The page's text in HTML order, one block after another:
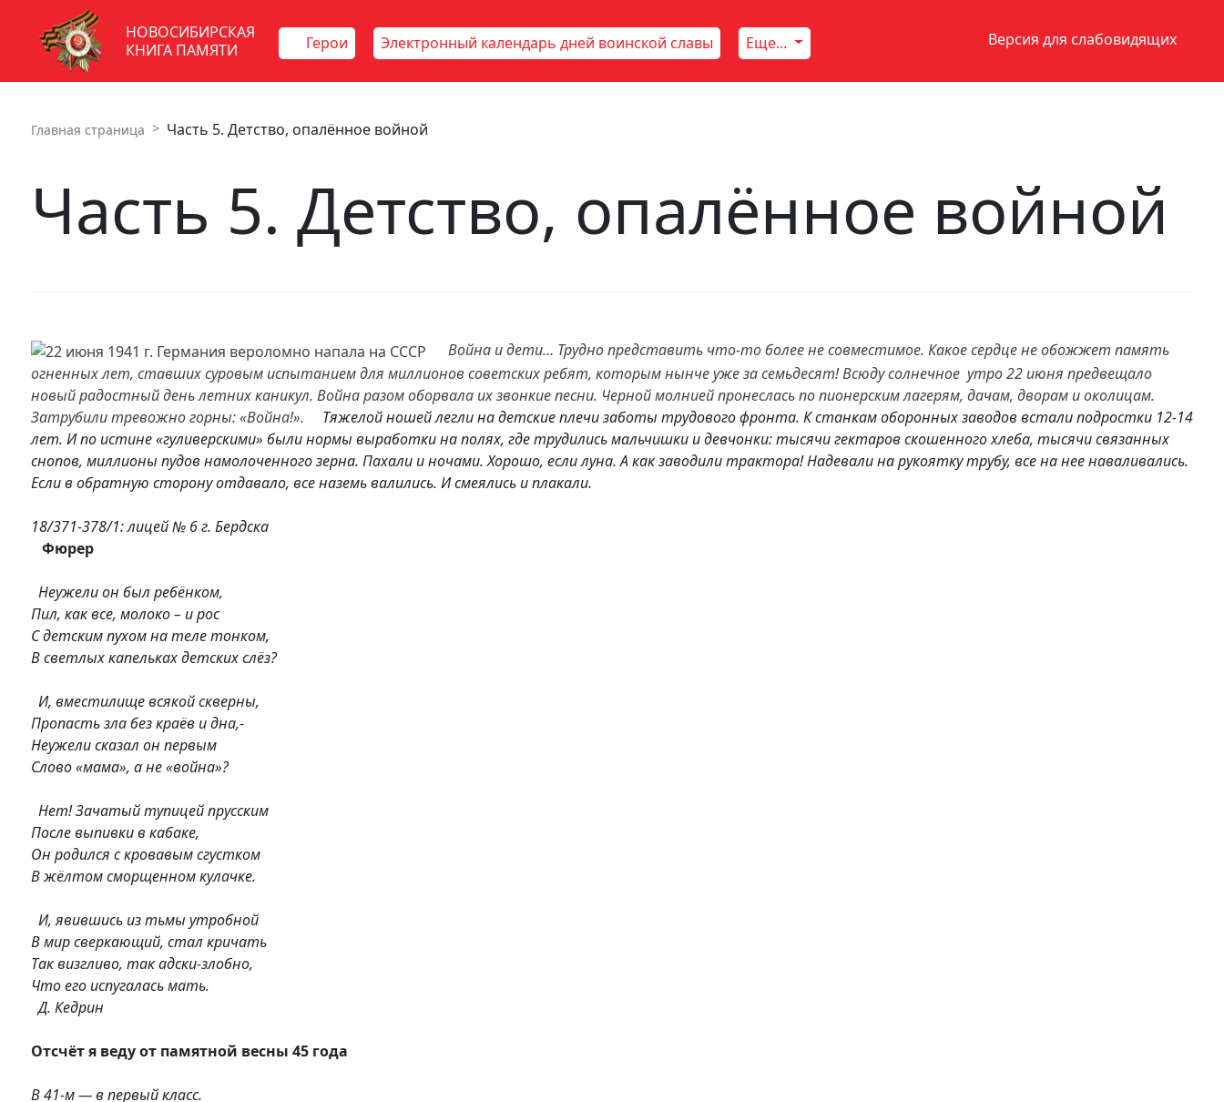
НОВОСИБИРСКАЯ
КНИГА ПАМЯТИ
Герои Электронный календарь дней воинской славы Еще... Версия для слабовидящих
Главная страница Часть 5. Детство, опалённое войной
Часть 5. Детство, опалённое войной
Война и дети… Трудно представить что-то более не совместимое. Какое сердце не обожжет память
огненных лет, ставших суровым испытанием для миллионов советских ребят, которым нынче уже за семьдесят! Всюду солнечное утро 22 июня предвещало
новый радостный день летних каникул. Война разом оборвала их звонкие песни. Черной молнией пронеслась по пионерским лагерям, дачам, дворам и околицам.
Затрубили тревожно горны: «Война!». Тяжелой ношей легли на детские плечи заботы трудового фронта. К станкам оборонных заводов встали подростки 12-14
лет. И по истине «гуливерскими» были нормы выработки на полях, где трудились мальчишки и девчонки: тысячи гектаров скошенного хлеба, тысячи связанных
снопов, миллионы пудов намолоченного зерна. Пахали и ночами. Хорошо, если луна. А как заводили трактора! Надевали на рукоятку трубу, все на нее наваливались.
Если в обратную сторону отдавало, все наземь валились. И смеялись и плакали.
18/371-378/1: лицей № 6 г. Бердска
Фюрер
Неужели он был ребёнком,
Пил, как все, молоко – и рос
С детским пухом на теле тонком,
В светлых капельках детских слёз?
И, вместилище всякой скверны,
Пропасть зла без краёв и дна,-
Неужели сказал он первым
Слово «мама», а не «война»?
Нет! Зачатый тупицей прусским
После выпивки в кабаке,
Он родился с кровавым сгустком
В жёлтом сморщенном кулачке.
И, явившись из тьмы утробной
В мир сверкающий, стал кричать
Так визгливо, так адски-злобно,
Что его испугалась мать.
Д. Кедрин
Отсчёт я веду от памятной весны 45 года
В 41-м — в первый класс.